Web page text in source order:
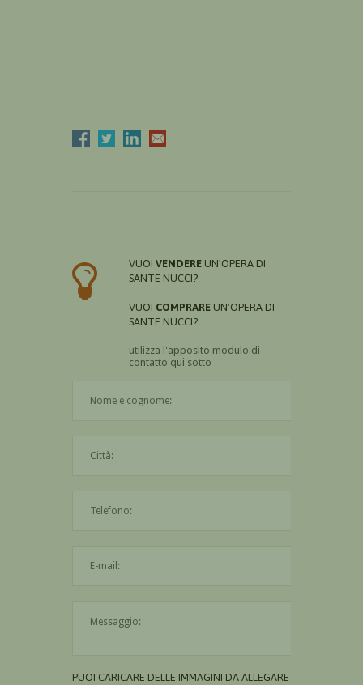
VUOI VENDERE UN'OPERA DI
SANTE NUCCI?
VUOI COMPRARE UN'OPERA DI
SANTE NUCCI?
utilizza l'apposito modulo di
contatto qui sotto
PUOI CARICARE DELLE IMMAGINI DA ALLEGARE AL